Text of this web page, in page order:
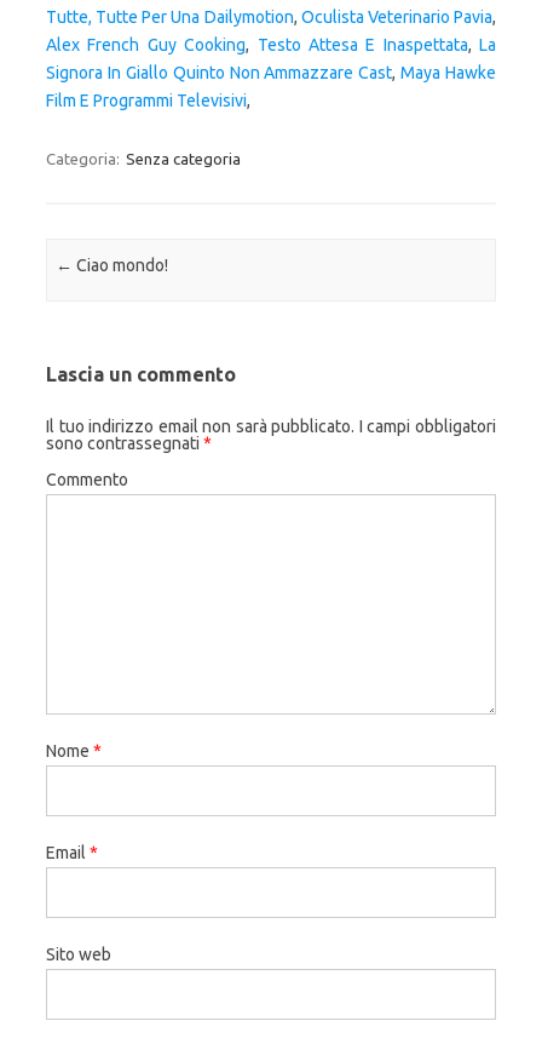
Tutte, Tutte Per Una Dailymotion, Oculista Veterinario Pavia,
Alex French Guy Cooking, Testo Attesa E Inaspettata, La
Signora In Giallo Quinto Non Ammazzare Cast,Maya Hawke
Film E Programmi Televisivi,
Categoria: Senza categoria
Navigazione articolo
← Ciao mondo!
Lascia un commento
Il tuo indirizzo email non sarà pubblicato. I campi obbligatori
sono contrassegnati *
Commento
Nome *
Email *
Sito web